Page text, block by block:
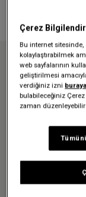
Anasayfa
Friends
DAY PAK'R WASHED
mevcut
DAY
SIRT
Çerez
Bu internet
kolaylaştırabilmek
web sayfalarının
geliştirilmesi
verdiğiniz izni
bulabileceğiniz Çerez
zaman